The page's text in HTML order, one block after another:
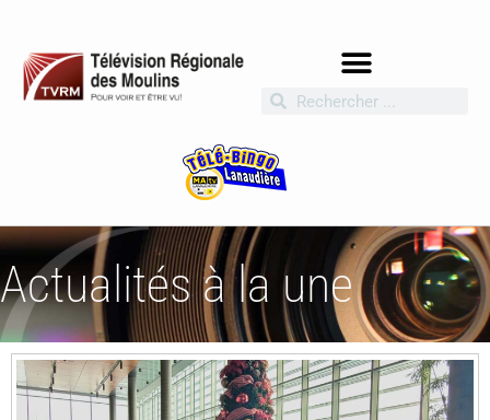
Actualités à la une